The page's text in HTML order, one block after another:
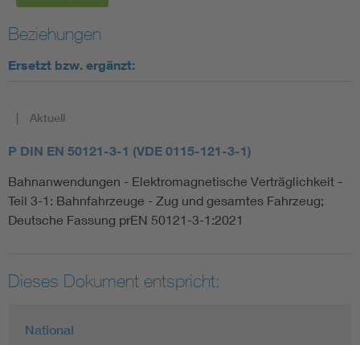
Beziehungen
Ersetzt bzw. ergänzt:
Aktuell
P DIN EN 50121-3-1 (VDE 0115-121-3-1)
Bahnanwendungen - Elektromagnetische Verträglichkeit -
Teil 3-1: Bahnfahrzeuge - Zug und gesamtes Fahrzeug;
Deutsche Fassung prEN 50121-3-1:2021
Dieses Dokument entspricht:
National